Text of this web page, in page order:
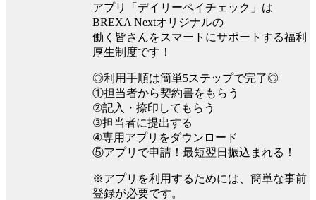
アプリ「デイリーペイチェック」は
BREXA Nextオリジナルの
働く皆さんをスマートにサポートする福利
厚生制度です！
◎利用手順は簡単5ステップで完了◎
①担当者から契約書をもらう
②記入・捺印してもらう
③担当者に提出する
④専用アプリをダウンロード
⑤アプリで申請！最短翌日振込まれる！
※アプリを利用するためには、簡単な事前
登録が必要です。